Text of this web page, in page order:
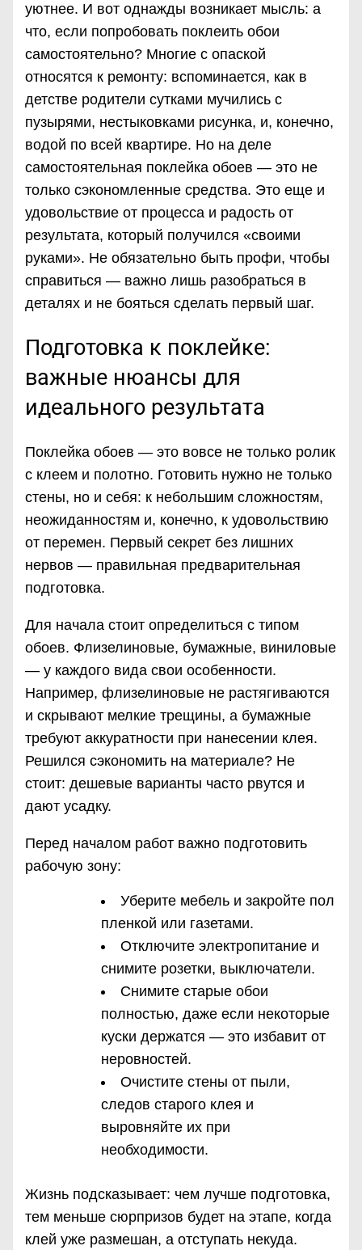
уютнее. И вот однажды возникает мысль: а
что, если попробовать поклеить обои
самостоятельно? Многие с опаской
относятся к ремонту: вспоминается, как в
детстве родители сутками мучились с
пузырями, нестыковками рисунка, и, конечно,
водой по всей квартире. Но на деле
самостоятельная поклейка обоев — это не
только сэкономленные средства. Это еще и
удовольствие от процесса и радость от
результата, который получился «своими
руками». Не обязательно быть профи, чтобы
справиться — важно лишь разобраться в
деталях и не бояться сделать первый шаг.
Подготовка к поклейке:
важные нюансы для
идеального результата
Поклейка обоев — это вовсе не только ролик
с клеем и полотно. Готовить нужно не только
стены, но и себя: к небольшим сложностям,
неожиданностям и, конечно, к удовольствию
от перемен. Первый секрет без лишних
нервов — правильная предварительная
подготовка.
Для начала стоит определиться с типом
обоев. Флизелиновые, бумажные, виниловые
— у каждого вида свои особенности.
Например, флизелиновые не растягиваются
и скрывают мелкие трещины, а бумажные
требуют аккуратности при нанесении клея.
Решился сэкономить на материале? Не
стоит: дешевые варианты часто рвутся и
дают усадку.
Перед началом работ важно подготовить
рабочую зону:
Уберите мебель и закройте пол
пленкой или газетами.
Отключите электропитание и
снимите розетки, выключатели.
Снимите старые обои
полностью, даже если некоторые
куски держатся — это избавит от
неровностей.
Очистите стены от пыли,
следов старого клея и
выровняйте их при
необходимости.
Жизнь подсказывает: чем лучше подготовка,
тем меньше сюрпризов будет на этапе, когда
клей уже размешан, а отступать некуда.